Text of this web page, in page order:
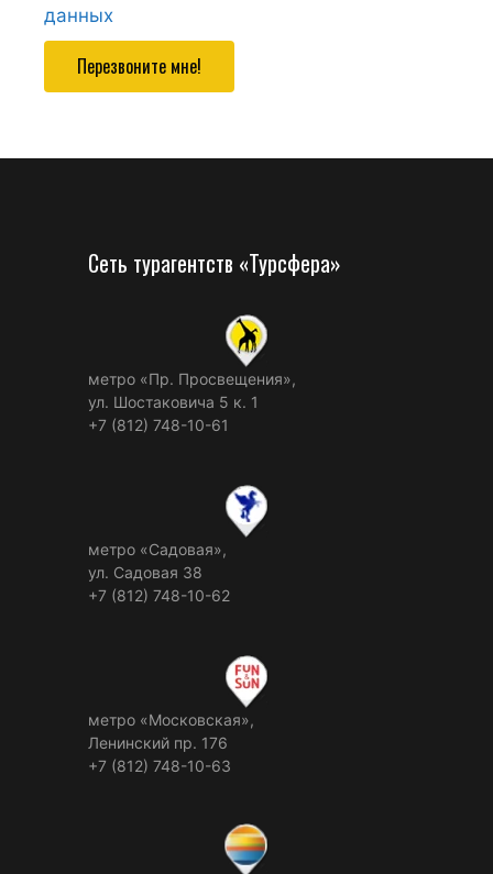
данных
Перезвоните мне!
Сеть турагентств «Турсфера»
метро «Пр. Просвещения»,
ул. Шостаковича 5 к. 1
+7 (812) 748-10-61
метро «Садовая»,
ул. Садовая 38
+7 (812) 748-10-62
метро «Московская»,
Ленинский пр. 176
+7 (812) 748-10-63